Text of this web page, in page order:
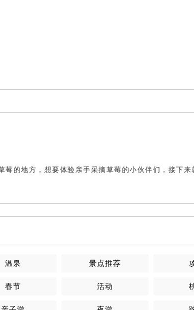
的地方，想要体验亲手采摘草莓的小伙伴们，接下
温泉 景点推荐
春节 活动